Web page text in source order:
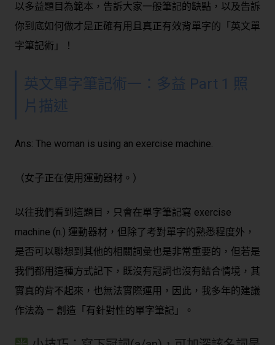
以多益題目為範本，告訴大家一般筆記的缺點，以及告訴
你到底如何做才是正確有用且真正有效背單字的「英文單
字筆記術」！
英文單字筆記術一：多益 Part 1 照
片描述
Ans: The woman is using an exercise machine.
（女子正在使用運動器材。）
以往我們看到這題目，只會在單字筆記寫 exercise
machine (n.) 運動器材，但除了考對單字的熟悉程度外，
是否可以聯想到其他的相關詞彙也是非常重要的，但若是
我們都用這種方式記下，既沒有冠詞也沒有結合情境，其
實真的背不起來，也無法實際運用，因此，我多年的建議
作法為 — 創造「有針對性的單字筆記」。